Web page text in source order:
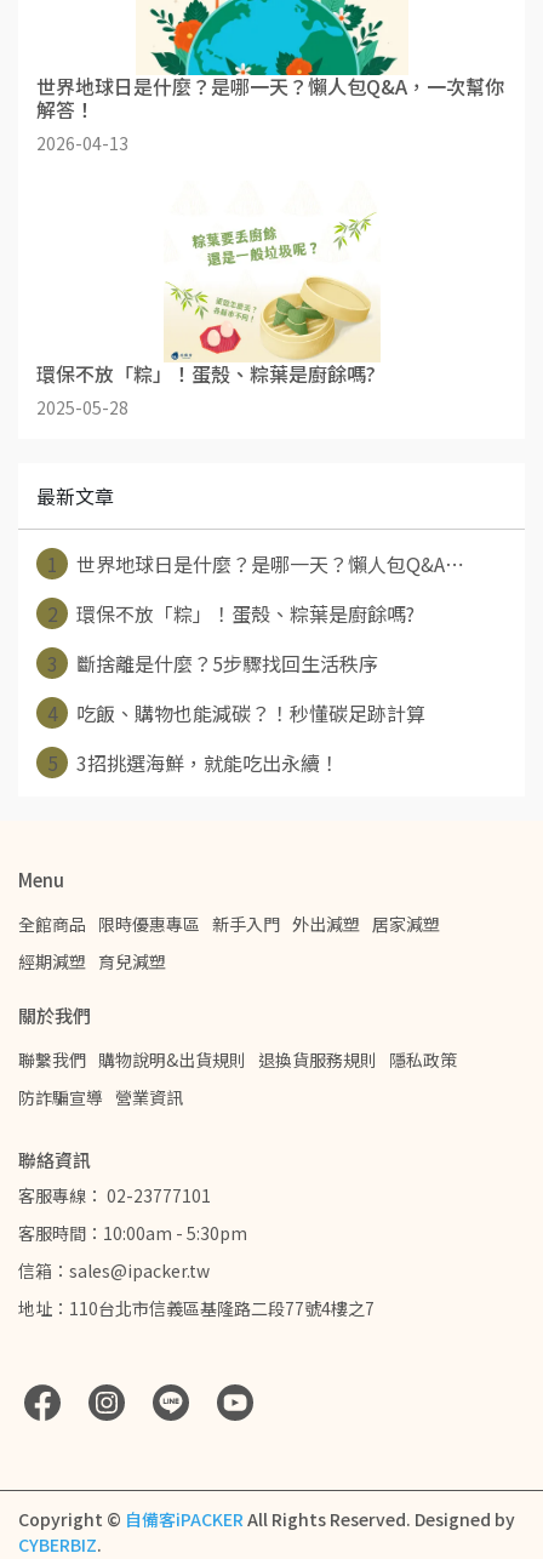
世界地球日是什麼？是哪一天？懶人包Q&A，一次幫你
解答！
2026-04-13
環保不放「粽」！蛋殼、粽葉是廚餘嗎?
2025-05-28
最新文章
1
世界地球日是什麼？是哪一天？懶人包Q&A⋯
2
環保不放「粽」！蛋殼、粽葉是廚餘嗎?
3
斷捨離是什麼？5步驟找回生活秩序
4
吃飯、購物也能減碳？！秒懂碳足跡計算
5
3招挑選海鮮，就能吃出永續！
Menu
全館商品 限時優惠專區 新手入門 外出減塑 居家減塑
經期減塑 育兒減塑
關於我們
聯繫我們 購物說明&出貨規則 退換貨服務規則
隱私政策
防詐騙宣導 營業資訊
聯絡資訊
客服專線： 02-23777101
客服時間：10:00am - 5:30pm
信箱：sales@ipacker.tw
地址：110台北市信義區基隆路二段77號4樓之7
Copyright © 自備客iPACKER All Rights Reserved. Designed by
CYBERBIZ.